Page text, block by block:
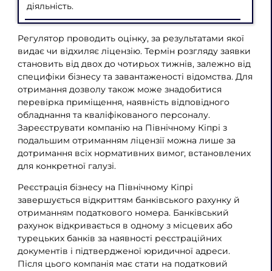
діяльність.
Регулятор проводить оцінку, за результатами якої
видає чи відхиляє ліцензію. Термін розгляду заявки
становить від двох до чотирьох тижнів, залежно від
специфіки бізнесу та завантаженості відомства. Для
отримання дозволу також може знадобитися
перевірка приміщення, наявність відповідного
обладнання та кваліфікованого персоналу.
Зареєструвати компанію на Північному Кіпрі з
подальшим отриманням ліцензії можна лише за
дотримання всіх нормативних вимог, встановлених
для конкретної галузі.
Реєстрація бізнесу на Північному Кіпрі
завершується відкриттям банківського рахунку й
отриманням податкового номера. Банківський
рахунок відкривається в одному з місцевих або
турецьких банків за наявності реєстраційних
документів і підтвердженої юридичної адреси.
Після цього компанія має стати на податковий